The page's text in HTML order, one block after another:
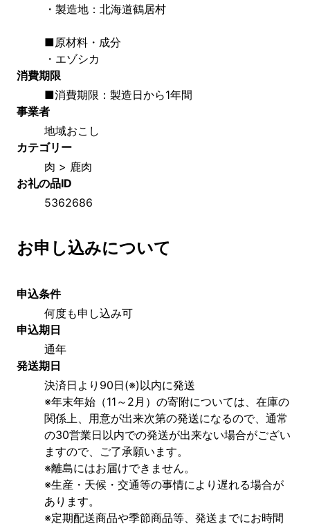
・製造地：北海道鶴居村
■原材料・成分
・エゾシカ
消費期限
■消費期限：製造日から1年間
事業者
地域おこし
カテゴリー
肉 > 鹿肉
お礼の品ID
5362686
お申し込みについて
申込条件
何度も申し込み可
申込期日
通年
発送期日
決済日より90日(※)以内に発送
※年末年始（11～2月）の寄附については、在庫の
関係上、用意が出来次第の発送になるので、通常
の30営業日以内での発送が出来ない場合がござい
ますので、ご了承願います。
※離島にはお届けできません。
※生産・天候・交通等の事情により遅れる場合が
あります。
※定期配送商品や季節商品等、発送までにお時間